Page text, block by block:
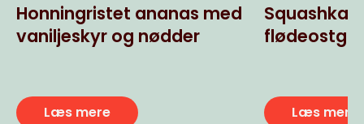
Honningristet ananas med
vaniljeskyr og nødder
Læs mere Læs mere